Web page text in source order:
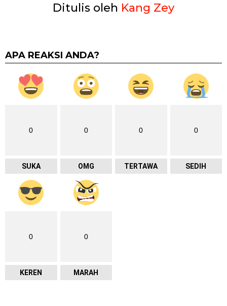
Ditulis oleh Kang Zey
APA REAKSI ANDA?
0
SUKA
0
OMG
0
TERTAWA
0
SEDIH
0
KEREN
0
MARAH